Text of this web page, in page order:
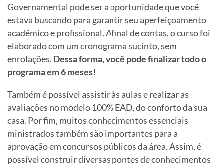
Governamental pode ser a oportunidade que você
estava buscando para garantir seu aperfeiçoamento
acadêmico e profissional. Afinal de contas, o curso foi
elaborado com um cronograma sucinto, sem
enrolações. Dessa forma, você pode finalizar todo o
programa em 6 meses!
Também é possível assistir às aulas e realizar as
avaliações no modelo 100% EAD, do conforto da sua
casa. Por fim, muitos conhecimentos essenciais
ministrados também são importantes para a
aprovação em concursos públicos da área. Assim, é
possível construir diversas pontes de conhecimentos